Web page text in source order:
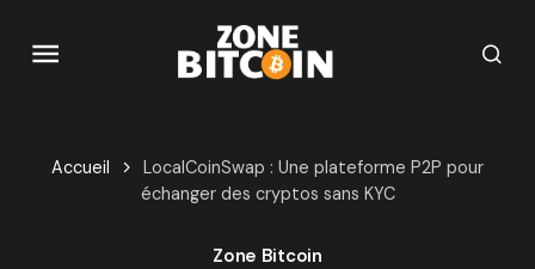
Accueil
LocalCoinSwap : Une plateforme P2P pour
échanger des cryptos sans KYC
Zone Bitcoin